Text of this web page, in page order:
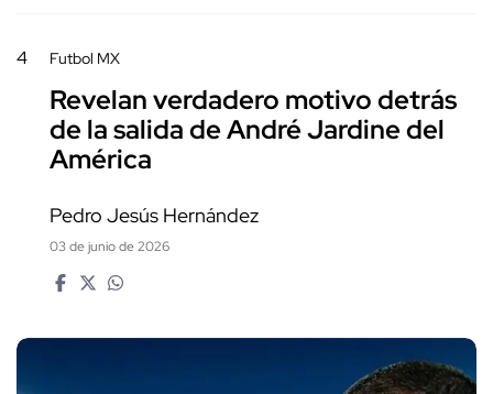
4 Futbol MX
Revelan verdadero motivo detrás
de la salida de André Jardine del
América
Pedro Jesús Hernández
03 de junio de 2026